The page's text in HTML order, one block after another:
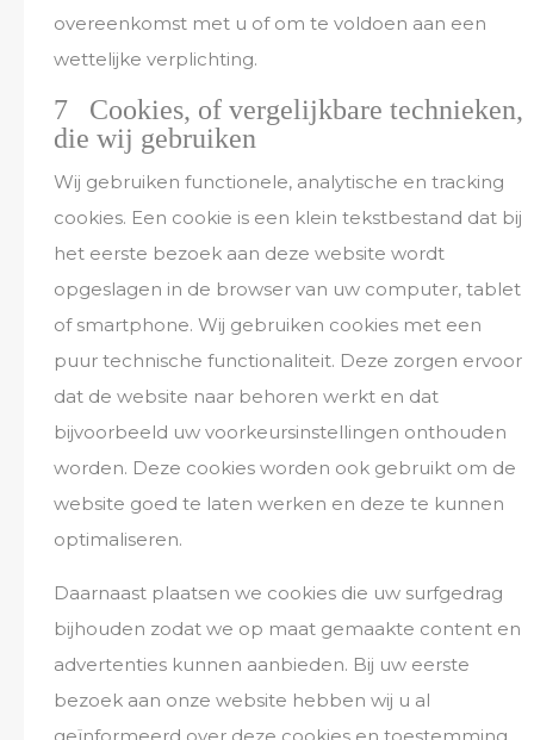
overeenkomst met u of om te voldoen aan een
wettelijke verplichting.
7 Cookies, of vergelijkbare technieken,
die wij gebruiken
Wij gebruiken functionele, analytische en tracking
cookies. Een cookie is een klein tekstbestand dat bij
het eerste bezoek aan deze website wordt
opgeslagen in de browser van uw computer, tablet
of smartphone. Wij gebruiken cookies met een
puur technische functionaliteit. Deze zorgen ervoor
dat de website naar behoren werkt en dat
bijvoorbeeld uw voorkeursinstellingen onthouden
worden. Deze cookies worden ook gebruikt om de
website goed te laten werken en deze te kunnen
optimaliseren.
Daarnaast plaatsen we cookies die uw surfgedrag
bijhouden zodat we op maat gemaakte content en
advertenties kunnen aanbieden. Bij uw eerste
bezoek aan onze website hebben wij u al